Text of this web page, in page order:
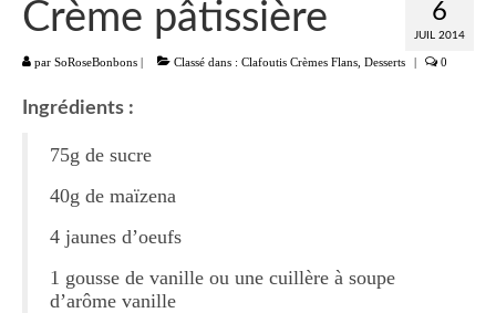
Aumônières Feuilletés Samoussas
Légumes
6
JUIL 2014
Crème pâtissière
par SoRoseBonbons | Classé dans : Clafoutis Crèmes Flans Desserts | 0
Ingrédients :
75g de sucre
40g de maïzena
4 jaunes d’oeufs
1 gousse de vanille ou une cuillère à soupe
d’arôme vanille